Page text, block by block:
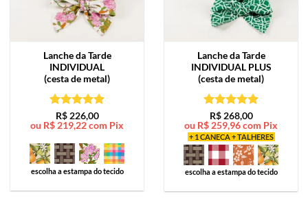
Lanche da Tarde
INDIVIDUAL
(cesta de metal)
Avaliação5
de 5
R$226,00
ou R$ 219,22com Pix
escolha a estampa do tecido
Lanche da Tarde
INDIVIDUAL PLUS
(cesta de metal)
Avaliação5
de 5
R$268,00
ou R$ 259,96com Pix
+ 1 CANECA + TALHERES
escolha a estampa do tecido